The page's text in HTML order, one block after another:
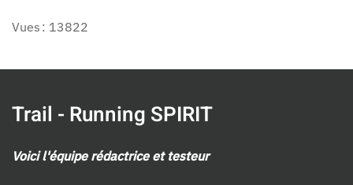
Vues : 13822
Trail - Running SPIRIT
Voici l'équipe rédactrice et testeur